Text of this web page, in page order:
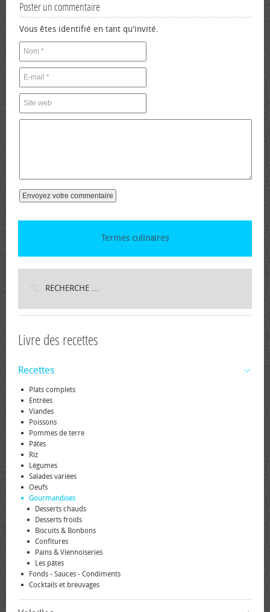
Poster un commentaire
Vous êtes identifié en tant qu'invité.
Termes culinaires
Livre des recettes
Recettes
Plats complets
Entrées
Viandes
Poissons
Pommes de terre
Pâtes
Riz
Légumes
Salades variées
Oeufs
Gourmandises
Desserts chauds
Desserts froids
Biscuits & Bonbons
Confitures
Pains & Viennoiseries
Les pâtes
Fonds - Sauces - Condiments
Cocktails et breuvages